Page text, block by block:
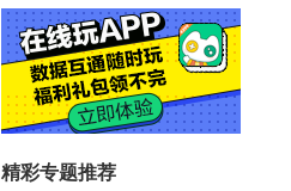
精彩专题推荐